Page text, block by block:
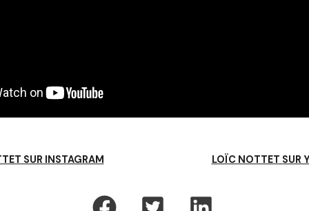
SUR INSTAGRAM LOÏC NOTTET SUR